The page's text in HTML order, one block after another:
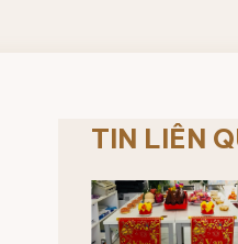
TIN LIÊN